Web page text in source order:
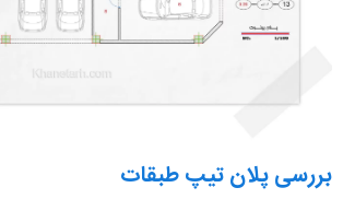
بررسی پلان تیپ طبقات